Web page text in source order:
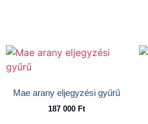
Mae arany eljegyzési gyűrű
187 000 Ft